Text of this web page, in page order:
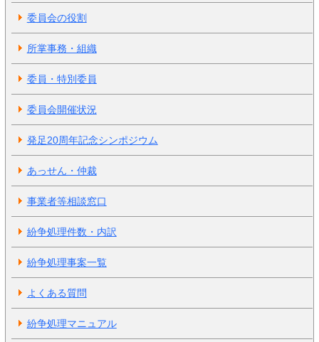
委員会の役割
所掌事務・組織
委員・特別委員
委員会開催状況
発足20周年記念シンポジウム
あっせん・仲裁
事業者等相談窓口
紛争処理件数・内訳
紛争処理事案一覧
よくある質問
紛争処理マニュアル